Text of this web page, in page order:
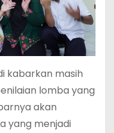
kabarkan masih
lomba yang
akan
yang menjadi